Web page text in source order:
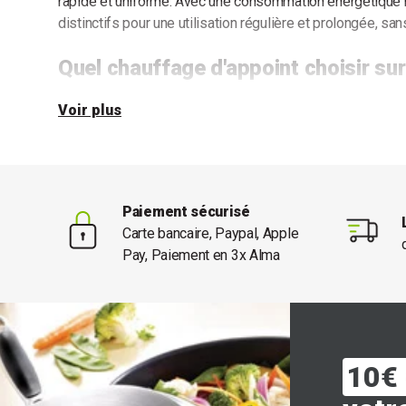
distinctifs pour une utilisation régulière et prolongée,
Quel chauffage d'appoint choisir
Plusieurs options s'offrent à vous selon vos besoins
Radiateurs soufflants: compacts et efficaces, parfaits
Poêles à pétrole
: idéals pour une chaleur rapide, mais
ventilation.
Chauffages à gaz : puissants, mais nécessitent une
fuites.
Voir plus
Paiement sécurisé
Carte bancaire, Paypal, Apple
Pay, Paiement en 3x Alma